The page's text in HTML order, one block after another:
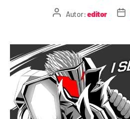
Autor:editor